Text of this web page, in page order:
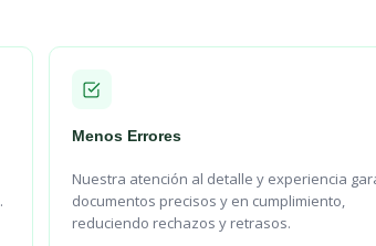
Menos Errores
Nuestra atención al detalle y experiencia
documentos precisos y en cumplimiento,
reduciendo rechazos y retrasos.